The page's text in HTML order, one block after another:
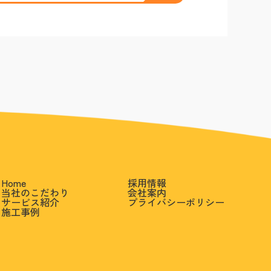
Home 採用情報
当社のこだわり 会社案内
サービス紹介 プライバシーポリシー
施工事例